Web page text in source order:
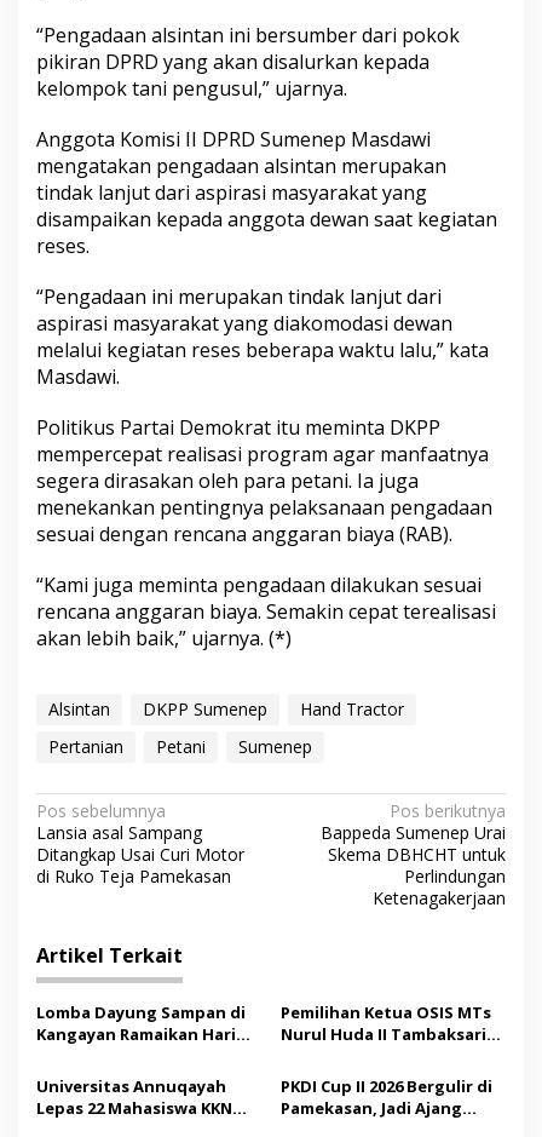
“Pengadaan alsintan ini bersumber dari pokok
pikiran DPRD yang akan disalurkan kepada
kelompok tani pengusul,” ujarnya.
Anggota Komisi II DPRD Sumenep Masdawi
mengatakan pengadaan alsintan merupakan
tindak lanjut dari aspirasi masyarakat yang
disampaikan kepada anggota dewan saat kegiatan
reses.
“Pengadaan ini merupakan tindak lanjut dari
aspirasi masyarakat yang diakomodasi dewan
melalui kegiatan reses beberapa waktu lalu,” kata
Masdawi.
Politikus Partai Demokrat itu meminta DKPP
mempercepat realisasi program agar manfaatnya
segera dirasakan oleh para petani. Ia juga
menekankan pentingnya pelaksanaan pengadaan
sesuai dengan rencana anggaran biaya (RAB).
“Kami juga meminta pengadaan dilakukan sesuai
rencana anggaran biaya. Semakin cepat terealisasi
akan lebih baik,” ujarnya. (*)
Alsintan DKPP Sumenep
Hand Tractor
Pertanian
Petani Sumenep
N
a
v
g
a
s
i
p
o
Pos sebelumnya
Lansia asal Sampang
Ditangkap Usai Curi Motor
di Ruko Teja Pamekasan
Pos berikutnya
Bappeda Sumenep Urai
Skema DBHCHT untuk
Perlindungan
Ketenagakerjaan
Artikel Terkait
Lomba Dayung Sampan di
Kangayan Ramaikan Hari
Sumenep
Pemilihan Ketua OSIS MTs
Nurul Huda II Tambaksari
Demokrasi bagi Siswa
Universitas Annuqayah
Lepas 22 Mahasiswa KKN
PKDI Cup II 2026 Bergulir di
Pamekasan, Jadi Ajang